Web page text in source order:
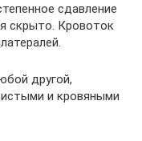
сдавление
скрыто. Кровоток
другой,
и кровяными